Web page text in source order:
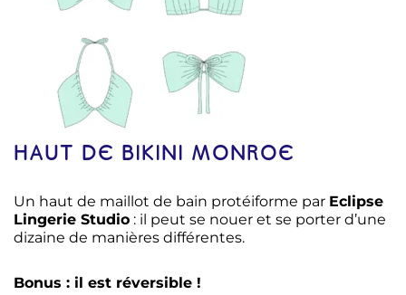
HAUT DE BIKINI MONROE
Un haut de maillot de bain protéiforme par Eclipse
Lingerie Studio : il peut se nouer et se porter d’une
dizaine de manières différentes.
Bonus : il est réversible !